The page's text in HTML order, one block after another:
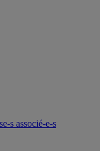
s associé-e-s